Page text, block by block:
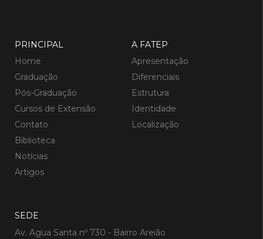
PRINCIPAL
Home
Graduação
Pós-Graduação
Cursos de Extensão
Contato
Biblioteca
Notícias
Artigos
A FATEP
Apresentação
Diferenciais
Estrutura
Identidade
Localização
SEDE
Av. Agua Santa nº 730 - Bairro Areião